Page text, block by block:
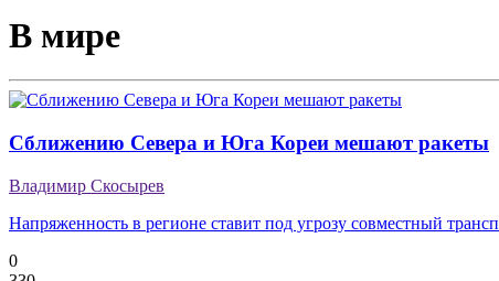
В мире
Сближению Севера и Юга Кореи мешают ракеты
Владимир Скосырев
Напряженность в регионе ставит под угрозу совместный
0